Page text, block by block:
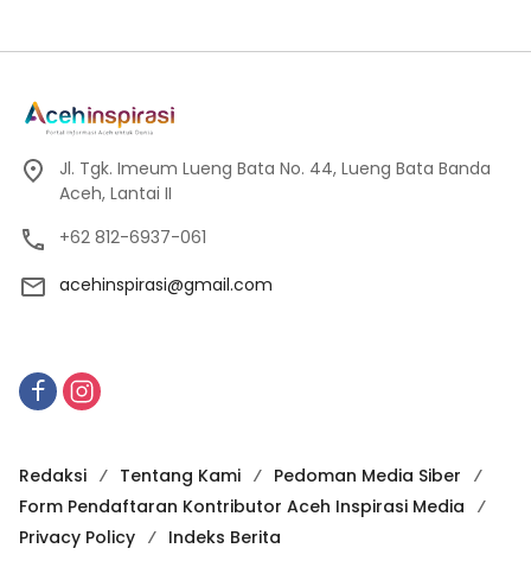
Jl. Tgk. Imeum Lueng Bata No. 44, Lueng Bata Banda
Aceh, Lantai II
+62 812-6937-061
acehinspirasi@gmail.com
Redaksi Tentang Kami
Pedoman Media Siber
Form Pendaftaran Kontributor Aceh Inspirasi Media
Privacy Policy
Indeks Berita